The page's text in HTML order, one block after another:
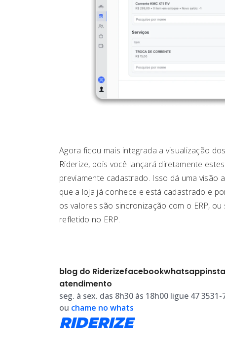
Agora ficou mais integrada a visualização
Riderize, pois você lançará diretamente
previamente cadastrado. Isso dá uma visão
que a loja já conhece e está cadastrado e
os valores são sincronização com o ERP,
refletido no ERP.
blog do Riderizefacebookwhatsapp
atendimento
seg. à sex. das 8h30 às 18h00 ligue 47 3531-
ou chame no whats
RIDERIZE